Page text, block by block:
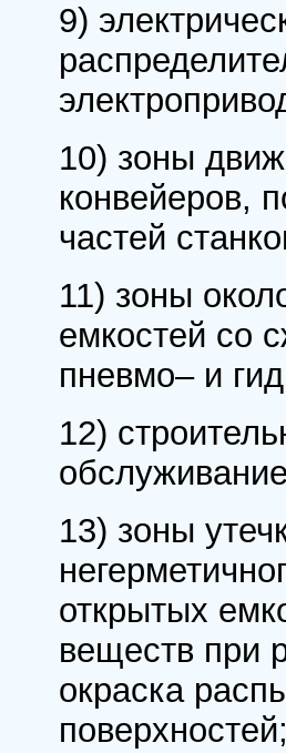
9)
10) зоны
конвейеров,
частей
11) зоны
емкостей со
пневмо– и
12)
13) зоны
открытых
веществ при
окраска